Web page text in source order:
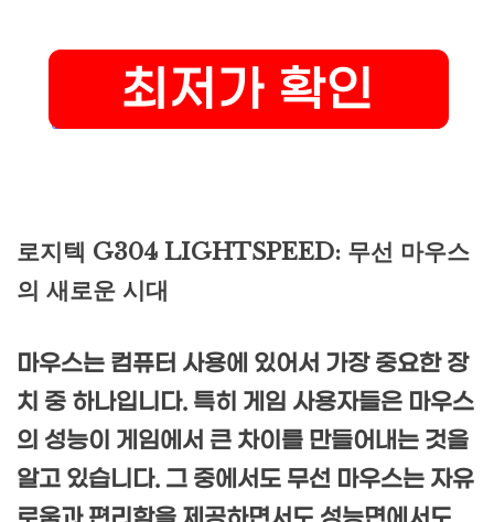
로지텍 G304 LIGHTSPEED: 무선 마우스
의 새로운 시대
마우스는 컴퓨터 사용에 있어서 가장 중요한 장
치 중 하나입니다. 특히 게임 사용자들은 마우스
의 성능이 게임에서 큰 차이를 만들어내는 것을
알고 있습니다. 그 중에서도 무선 마우스는 자유